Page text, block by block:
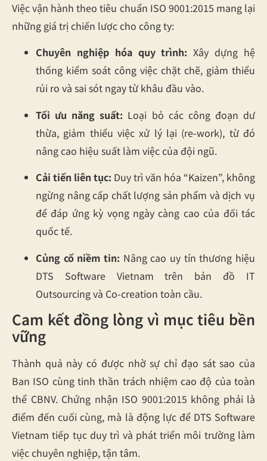
Việc vận hành theo tiêu chuẩn ISO 9001:2015 mang lại
những giá trị chiến lược cho công ty:
Chuyên nghiệp hóa quy trình: Xây dựng hệ
thống kiểm soát công việc chặt chẽ, giảm thiểu
rủi ro và sai sót ngay từ khâu đầu vào.
Tối ưu năng suất: Loại bỏ các công đoạn dư
thừa, giảm thiểu việc xử lý lại (re-work), từ đó
nâng cao hiệu suất làm việc của đội ngũ.
Cải tiến liên tục: Duy trì văn hóa “Kaizen”, không
ngừng nâng cấp chất lượng sản phẩm và dịch vụ
để đáp ứng kỳ vọng ngày càng cao của đối tác
quốc tế.
Củng cố niềm tin: Nâng cao uy tín thương hiệu
DTS Software Vietnam trên bản đồ IT
Outsourcing và Co-creation toàn cầu.
Cam kết đồng lòng vì mục tiêu bền
vững
Thành quả này có được nhờ sự chỉ đạo sát sao của
Ban ISO cùng tinh thần trách nhiệm cao độ của toàn
thể CBNV. Chứng nhận ISO 9001:2015 không phải là
điểm đến cuối cùng, mà là động lực để DTS Software
Vietnam tiếp tục duy trì và phát triển môi trường làm
việc chuyên nghiệp, tận tâm.